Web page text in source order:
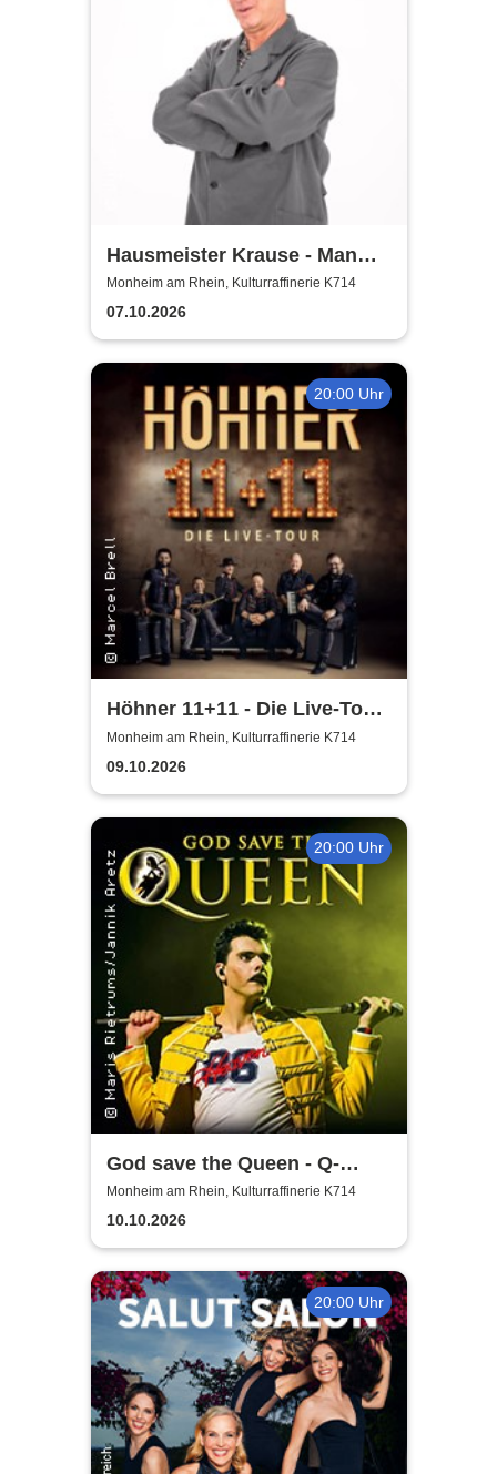
Hausmeister Krause - Man
lebt nur zweimal
Monheim am Rhein, Kulturraffinerie K714
07.10.2026
20:00 Uhr
Höhner 11+11 - Die Live-Tour
2025/26
Monheim am Rhein, Kulturraffinerie K714
09.10.2026
20:00 Uhr
God save the Queen - Q-
Revival Band
Monheim am Rhein, Kulturraffinerie K714
10.10.2026
20:00 Uhr